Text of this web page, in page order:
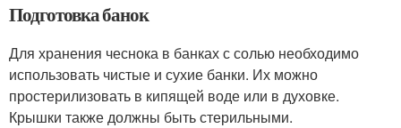
Подготовка банок
Для хранения чеснока в банках с солью необходимо
использовать чистые и сухие банки. Их можно
простерилизовать в кипящей воде или в духовке.
Крышки также должны быть стерильными.